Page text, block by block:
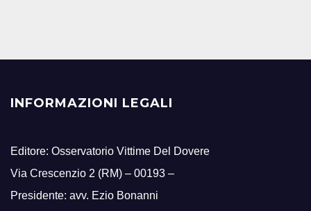
INFORMAZIONI LEGALI
Editore: Osservatorio Vittime Del Dovere
Via Crescenzio 2 (RM) – 00193 –
Presidente: avv. Ezio Bonanni